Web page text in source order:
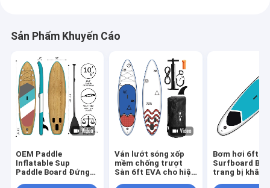
Sản Phẩm Khuyến Cáo
OEM Paddle
Inflatable Sup
Paddle Board Đứng
Ván lướt sóng xốp
mềm chống trượt
Sàn 6ft EVA cho hiệu
Bơm hơi 6ft
Surfboard
trang bị khâu